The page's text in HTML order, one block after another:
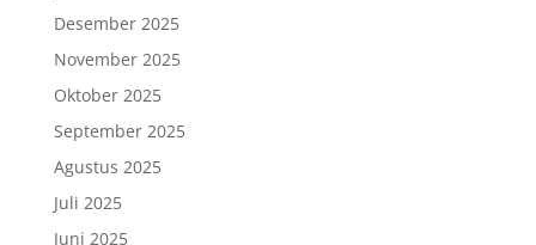
Desember 2025
November 2025
Oktober 2025
September 2025
Agustus 2025
Juli 2025
Juni 2025